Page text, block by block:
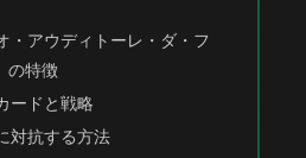
・アウディトーレ・ダ・フ
の特徴
ードと戦略
対抗する方法